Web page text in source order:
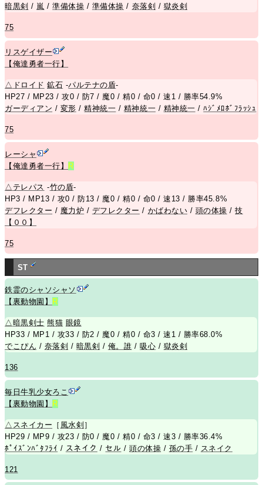
暗黒剣 / 嵐 /準備体操 / 準備体操 / 奈落剣 / 獄炎剣
75
リスゲイザー
【俺達勇者一行】
△ ドロイド 鉱石 -パルテナの盾-
HP27 / MP23 / 攻0 / 防7 / 魔0 / 精0 / 命0 / 速1 / 勝率54.9%
ガーディアン / 変形 /精神統一 / 精神統一 / 精神統一 /ﾊｼﾞﾒﾛﾎﾞﾌﾗｯｼｭ
75
レーシャ
【俺達勇者一行】
R
△ テレパス -竹の盾-
HP3 / MP13 / 攻0 / 防13 / 魔0 / 精0 / 命0 / 速13 / 勝率45.8%
デフレクター / 魔力炉 / デフレクター / かばわない / 頭の体操 /技
【００】
75
ST
鉄霊のシャソシャソ
【裏動物園】
R
△暗黒剣士 熊猫 眼鏡
HP33 / MP1 / 攻33 / 防2 / 魔0 / 精0 / 命3 / 速1 / 勝率68.0%
でこぴん / 奈落剣 / 暗黒剣 / 俺。誰 /吸心 / 獄炎剣
136
毎日牛乳少女ろこ
【裏動物園】
R
△ スネイカー ［ 風水剣 ］
HP29 / MP9 / 攻23 / 防0 / 魔0 / 精0 / 命3 / 速3 / 勝率36.4%
ﾎﾟｲｽﾞﾝﾊﾞﾀﾌﾗｲ / スネイク / セル /頭の体操 / 孫の手 / スネイク
121